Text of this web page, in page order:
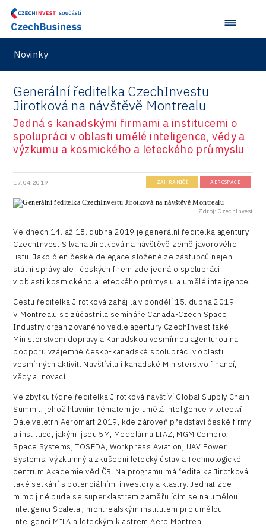
Stavario
Hunter Games
LAM-X
Services
Testing
Aerospace
Drones
Manufacturing
Rail
Connectivity
Data services
Devices
Logic/MaaS
R&D
Security
Marketing
Podpora podnikání
Průmyslová zóna
Příhraničí
Společenská odpovědnost
Technické vzdělávání
Investičně atraktivní region 2019
Konference Potenciál místní ekonomiky 2021
Konference Potenciál místní ekonomiky 2019
Konference Potenciál místní ekonomiky 2018
Představení průběžného pokroku projektu
Pasportizace
Ústí nad Labem
Novinky
Generální ředitelka CzechInvestu
Jirotková na návštěvě Montrealu
Jedná s kanadskými firmami a institucemi o
spolupráci v oblasti umělé inteligence, vědy a
výzkumu a kosmického a leteckého průmyslu
17.04.2019 ZAHRANIČÍ AEROSPACE
Zdroj: CzechInvest
Ve dnech 14. až 18. dubna 2019 je generální ředitelka agentury
CzechInvest Silvana Jirotková na návštěvě země javorového
listu. Jako člen české delegace složené ze zástupců nejen
státní správy ale i českých firem zde jedná o spolupráci
v oblasti kosmického a leteckého průmyslu a umělé inteligence.
Cestu ředitelka Jirotková zahájila v pondělí 15. dubna 2019.
V Montrealu se zúčastnila semináře Canada-Czech Space
Industry organizovaného vedle agentury CzechInvest také
Ministerstvem dopravy a Kanadskou vesmírnou agenturou na
podporu vzájemné česko-kanadské spolupráci v oblasti
vesmírných aktivit. Navštívila i kanadské Ministerstvo financí,
vědy a inovací.
Ve zbytku týdne ředitelka Jirotková navštíví Global Supply Chain
Summit, jehož hlavním tématem je umělá inteligence v letectví.
Dále veletrh Aeromart 2019, kde zároveň představí české firmy
a instituce, jakými jsou 5M, Modelárna LIAZ, MGM Compro,
Space Systems, TOSEDA, Workpress Aviation, UAV Power
Systems, Výzkumný a zkušební letecký ústav a Technologické
centrum Akademie věd ČR. Na programu má ředitelka Jirotková
také setkání s potenciálními investory a klastry. Jednat zde
mimo jiné bude se superklastrem zaměřujícím se na umělou
inteligenci Scale.ai, montrealským institutem pro umělou
inteligenci MILA a leteckým klastrem Aero Montreal.